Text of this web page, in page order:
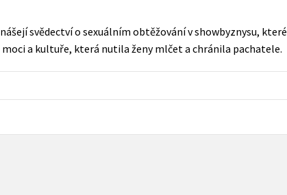
Zahraniční literatura
svědectví o sexuálním obtěžování v showbyznysu, které
a kultuře, která nutila ženy mlčet a chránila pachatele.